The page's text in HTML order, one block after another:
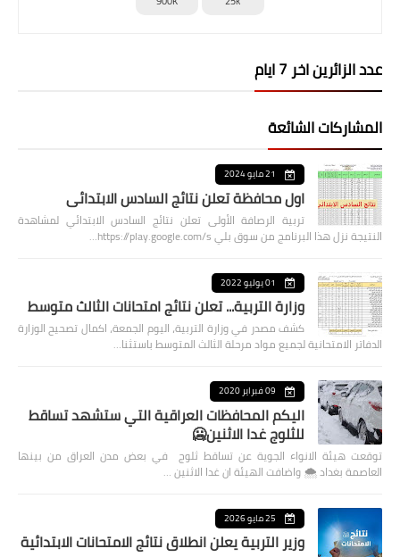
عدد الزائرين اخر 7 ايام
المشاركات الشائعة
21 مايو 2024
اول محافظة تعلن نتائج السادس الابتدائي
تربية الرصافة الأولى تعلن نتائج السادس الابتدائي لمشاهدة
النتيجة نزل هذا البرنامج من سوق بلي https://play.google.com/s…
01 يوليو 2022
وزارة التربية... تعلن نتائج امتحانات الثالث متوسط
كشف مصدر في وزارة التربية، اليوم الجمعة، اكمال تصحيح الوزارة
الدفاتر الامتحانية لجميع مواد مرحلة الثالث المتوسط باستثنا…
09 فبراير 2020
اليكم المحافظات العراقية التي ستشهد تساقط
للثلوج غدا الاثنين🥶
توقعت هيئة الانواء الجوية عن تساقط ثلوج في بعض مدن العراق من بينها
العاصمة بغداد ⁦🌨️⁩ واضافت الهيئة ان غدا الاثنين …
25 مايو 2026
وزير التربية يعلن انطلاق نتائج الامتحانات الابتدائية